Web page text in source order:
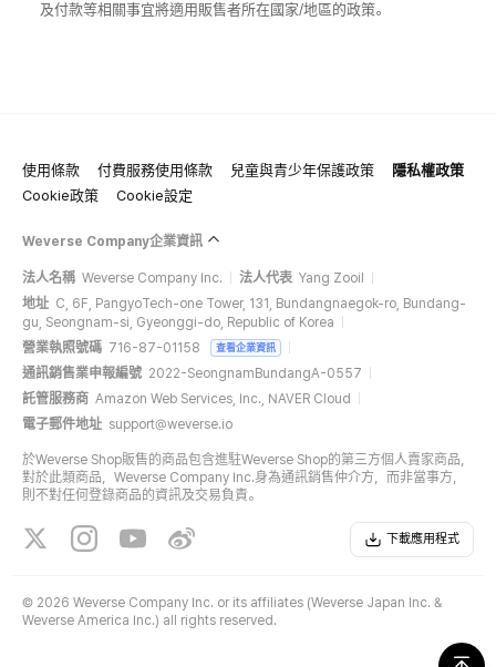
及付款等相關事宜將適用販售者所在國家/地區的政策。
使用條款 付費服務使用條款 兒童與青少年保護政策
隱私權政策
Cookie政策
Cookie設定
Weverse Company企業資訊
法人名稱 Weverse Company Inc. 法人代表 Yang Zooil
地址 C, 6F, PangyoTech-one Tower, 131, Bundangnaegok-ro, Bundang-
gu, Seongnam-si, Gyeonggi-do, Republic of Korea
營業執照號碼 716-87-01158 查看企業資訊
通訊銷售業申報編號 2022-SeongnamBundangA-0557
託管服務商 Amazon Web Services, Inc., NAVER Cloud
電子郵件地址 support@weverse.io
於Weverse Shop販售的商品包含進駐Weverse Shop的第三方個人賣家商品，
對於此類商品，Weverse Company Inc.身為通訊銷售仲介方，而非當事方，
則不對任何登錄商品的資訊及交易負責。
下載應用程式
© 2026 Weverse Company Inc. or its affiliates (Weverse Japan Inc. &
Weverse America Inc.) all rights reserved.